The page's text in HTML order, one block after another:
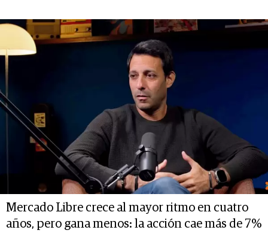
Mercado Libre crece al mayor ritmo en cuatro
años, pero gana menos: la acción cae más de 7%